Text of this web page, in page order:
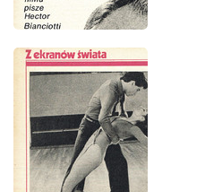
wydanie: 1/1979